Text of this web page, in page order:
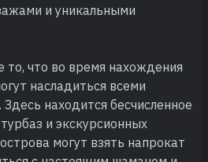
и уникальными
что во время нахождения
насладиться всеми
находится бесчисленное
и экскурсионных
могут взять напрокат